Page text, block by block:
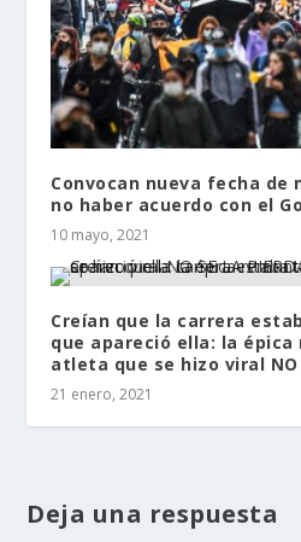
Convocan nueva fecha de
no haber acuerdo con el
10 mayo, 2021
Creían que la carrera
que apareció ella: la
atleta que se hizo viral NO
21 enero, 2021
Deja una respuesta